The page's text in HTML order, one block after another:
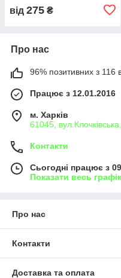
від 275 ₴
Про нас
96% позитивних з 116
Працює з 12.01.2016
м. Харків
61045,
Контакти
Сьогодні працює з
Показати весь
Про нас
Контакти
Доставка та оплата